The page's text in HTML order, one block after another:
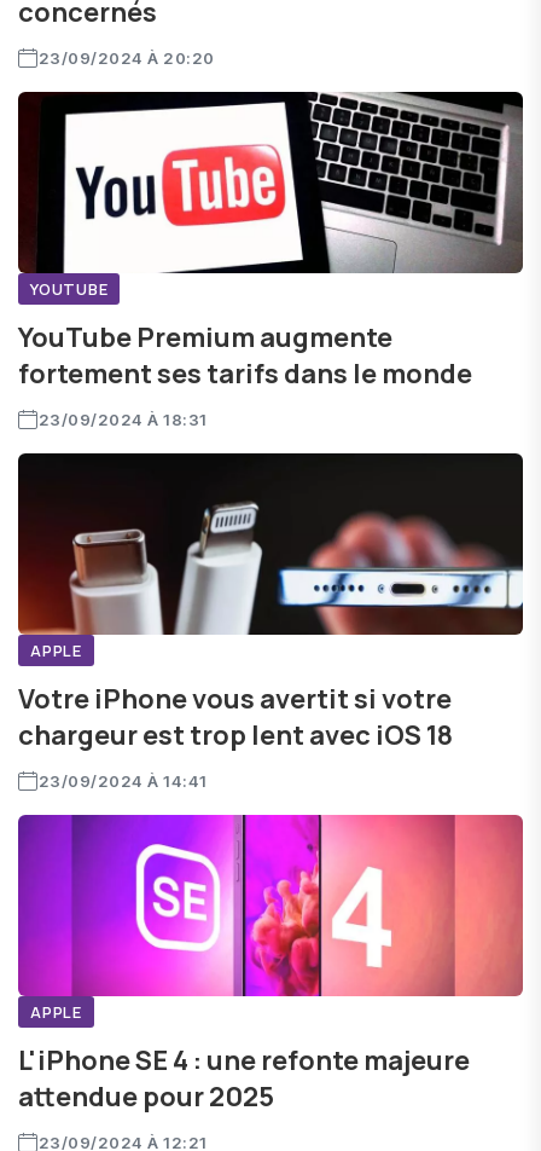
concernés
23/09/2024 À 20:20
YOUTUBE
YouTube Premium augmente
fortement ses tarifs dans le monde
23/09/2024 À 18:31
APPLE
Votre iPhone vous avertit si votre
chargeur est trop lent avec iOS 18
23/09/2024 À 14:41
APPLE
L'iPhone SE 4 : une refonte majeure
attendue pour 2025
23/09/2024 À 12:21